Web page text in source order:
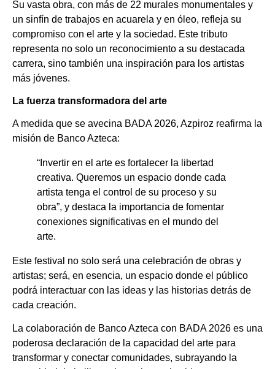
Su vasta obra, con más de 22 murales monumentales y
un sinfín de trabajos en acuarela y en óleo, refleja su
compromiso con el arte y la sociedad. Este tributo
representa no solo un reconocimiento a su destacada
carrera, sino también una inspiración para los artistas
más jóvenes.
La fuerza transformadora del arte
A medida que se avecina BADA 2026, Azpiroz reafirma la
misión de Banco Azteca:
“Invertir en el arte es fortalecer la libertad
creativa. Queremos un espacio donde cada
artista tenga el control de su proceso y su
obra”, y destaca la importancia de fomentar
conexiones significativas en el mundo del
arte.
Este festival no solo será una celebración de obras y
artistas; será, en esencia, un espacio donde el público
podrá interactuar con las ideas y las historias detrás de
cada creación.
La colaboración de Banco Azteca con BADA 2026 es una
poderosa declaración de la capacidad del arte para
transformar y conectar comunidades, subrayando la